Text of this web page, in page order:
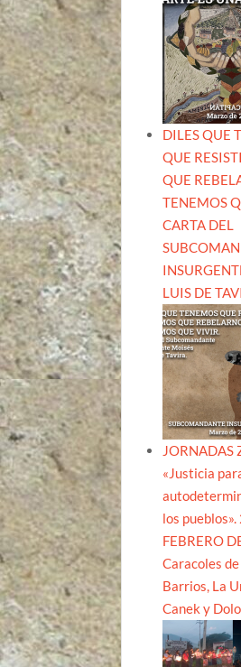
DILES QUE
QUE
QUE
TENEMOS
CARTA DEL
LUIS DE
JORNADAS
«Justicia
los pueblos».
FEBRERO
Caracoles
Barrios, La
Canek y